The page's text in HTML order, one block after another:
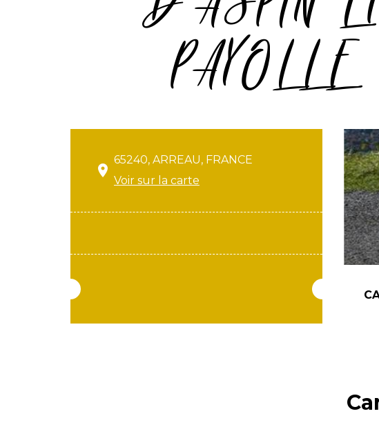
PAYOLLE
65240, ARREAU, FRANCE
Voir sur la carte